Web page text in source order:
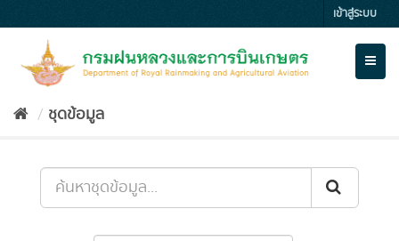
to
เข้าสู่ระบบ
ชุดข้อมูล